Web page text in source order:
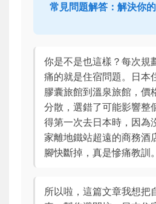
常見問題解答：解決你
你是不是也這樣？每次規
痛的就是住宿問題。日本
膠囊旅館到溫泉旅館，價
分散，選錯了可能影響整
得第一次去日本時，因為
家離地鐵站超遠的商務酒
腳快斷掉，真是慘痛教訓。
所以啦，這篇文章我想把